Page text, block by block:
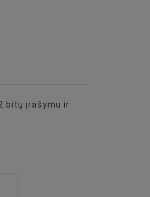
bitų įrašymu ir